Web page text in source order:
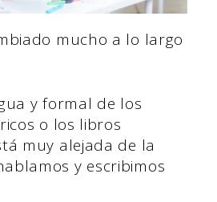
mucho a lo largo
y formal de los
o los libros
muy alejada de la
y escribimos